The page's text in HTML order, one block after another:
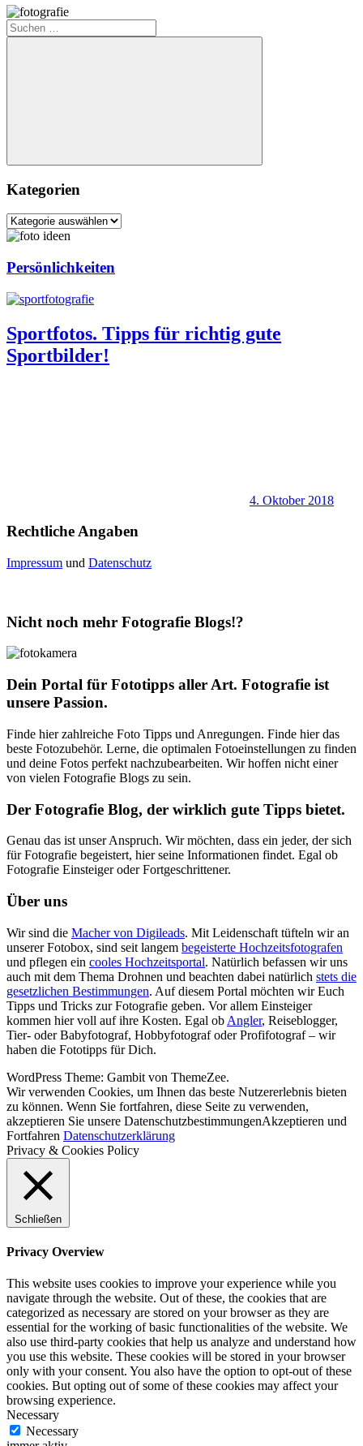
Suchen
nach:
Suchen
Kategorien
Kategorien
Persönlichkeiten
Sportfotos. Tipps für richtig gute
Sportbilder!
4. Oktober 2018
Rechtliche Angaben
Impressum und Datenschutz
Nicht noch mehr Fotografie Blogs!?
Dein Portal für Fototipps aller Art. Fotografie ist
unsere Passion.
Finde hier zahlreiche Foto Tipps und Anregungen. Finde hier das
beste Fotozubehör. Lerne, die optimalen Fotoeinstellungen zu finden
und deine Fotos perfekt nachzubearbeiten. Wir hoffen nicht einer
von vielen Fotografie Blogs zu sein.
Der Fotografie Blog, der wirklich gute Tipps bietet.
Genau das ist unser Anspruch. Wir möchten, dass ein jeder, der sich
für Fotografie begeistert, hier seine Informationen findet. Egal ob
Fotografie Einsteiger oder Fortgeschrittener.
Über uns
Wir sind die Macher von Digileads. Mit Leidenschaft tüfteln wir an
unserer Fotobox, sind seit langem begeisterte Hochzeitsfotografen
und pflegen ein cooles Hochzeitsportal. Natürlich befassen wir uns
auch mit dem Thema Drohnen und beachten dabei natürlich stets die
gesetzlichen Bestimmungen. Auf diesem Portal möchten wir Euch
Tipps und Tricks zur Fotografie geben. Vor allem Einsteiger
kommen hier voll auf ihre Kosten. Egal ob Angler, Reiseblogger,
Tier- oder Babyfotograf, Hobbyfotograf oder Profifotograf – wir
haben die Fototipps für Dich.
WordPress Theme: Gambit von ThemeZee.
Wir verwenden Cookies, um Ihnen das beste Nutzererlebnis bieten
zu können. Wenn Sie fortfahren, diese Seite zu verwenden,
akzeptieren Sie unsere DatenschutzbestimmungenAkzeptieren und
Fortfahren Datenschutzerklärung
Privacy & Cookies Policy
Schließen
Privacy Overview
This website uses cookies to improve your experience while you
navigate through the website. Out of these, the cookies that are
categorized as necessary are stored on your browser as they are
essential for the working of basic functionalities of the website. We
also use third-party cookies that help us analyze and understand how
you use this website. These cookies will be stored in your browser
only with your consent. You also have the option to opt-out of these
cookies. But opting out of some of these cookies may affect your
browsing experience.
Necessary
Necessary